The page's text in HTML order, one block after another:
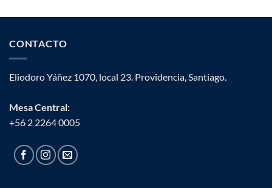
CONTACTO
Eliodoro Yáñez 1070, local 23. Providencia, Santiago.
Mesa Central:
+56 2 2264 0005